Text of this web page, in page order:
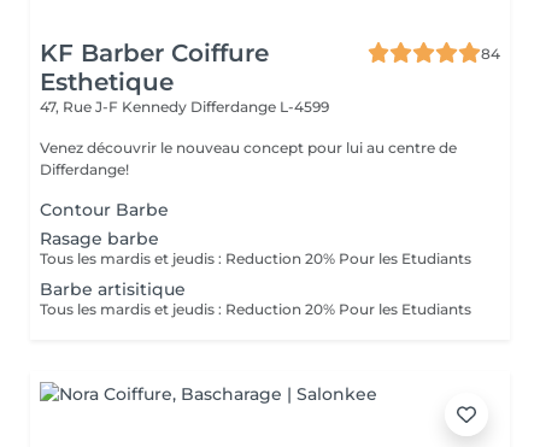
KF Barber Coiffure
Esthetique
84
47, Rue J-F Kennedy Differdange L-4599
Venez découvrir le nouveau concept pour lui au centre de
Differdange!
Contour Barbe
Rasage barbe
Tous les mardis et jeudis : Reduction 20% Pour les Etudiants
Barbe artisitique
Tous les mardis et jeudis : Reduction 20% Pour les Etudiants